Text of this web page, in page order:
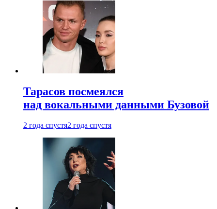
Тарасов посмеялся
над вокальными данными Бузовой
2 года спустя2 года спустя